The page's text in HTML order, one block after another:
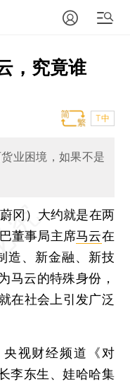
，究竟谁
T中
业困境，如果不是
冈） 大约就是在两
董事局主席马云在
造、新金融、新技
马云的特殊身份，
在社会上引发广泛
视财经频道《对
李东生、娃哈哈集